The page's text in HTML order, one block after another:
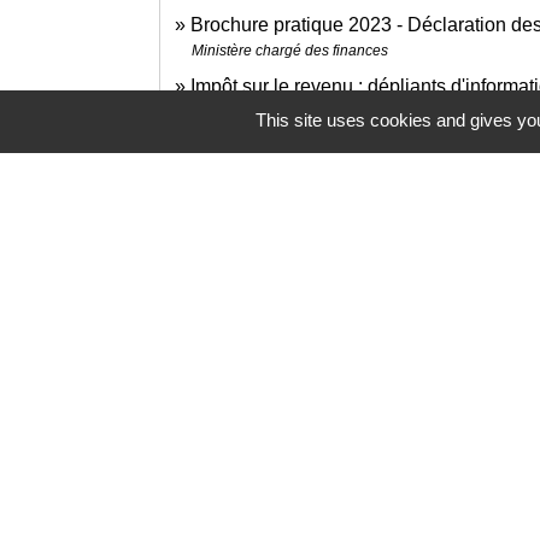
Brochure pratique 2023 - Déclaration
Ministère chargé des finances
Impôt sur le revenu : dépliants
Ministère chargé des finances
This site uses cookies and gives